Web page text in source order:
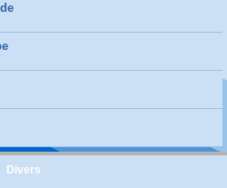
Divers